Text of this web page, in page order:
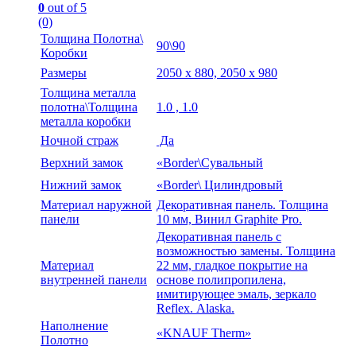
0 out of 5
(0)
Толщина Полотна\
Коробки
90\90
Размеры
2050 х 880, 2050 х 980
Толщина металла
полотна\Толщина
металла коробки
1.0 , 1.0
Ночной страж
Да
Верхний замок
«Border\Сувальный
Нижний замок
«Border\ Цилиндровый
Материал наружной
панели
Декоративная панель. Толщина
10 мм, Винил Graphite Pro.
Материал
внутренней панели
Декоративная панель с
возможностью замены. Толщина
22 мм, гладкое покрытие на
основе полипропилена,
имитирующее эмаль, зеркало
Reflex. Alaska.
Наполнение
Полотно
«KNAUF Therm»